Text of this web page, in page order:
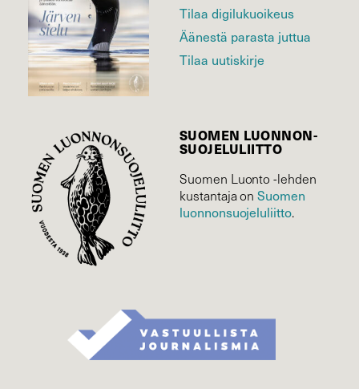
Tilaa digilukuoikeus
Äänestä parasta juttua
Tilaa uutiskirje
SUOMEN LUONNON­
SUOJELU­LIITTO
Suomen Luonto -lehden
kustantaja onSuomen
luonnonsuojelu­liitto.